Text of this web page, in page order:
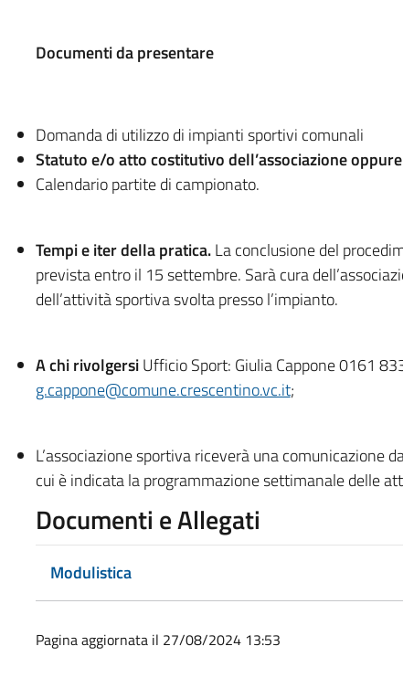
Documenti da presentare
Domanda di utilizzo di impianti sportivi comunali
Statuto e/o atto costitutivo dell’associazione
Calendario partite di campionato.
Tempi e iter della pratica.La conclusione del
prevista entro il 15 settembre. Sarà cura
dell’attività sportiva svolta presso l’impianto.
A chi rivolgersiUfficio Sport: Giulia Cappone 0161
g.cappone@comune.crescentino.vc.it;
L’associazione sportiva riceverà una comunicazione
cui è indicata la programmazione settimanale delle
Documenti e Allegati
Modulistica
Pagina aggiornata il 27/08/2024 13:53